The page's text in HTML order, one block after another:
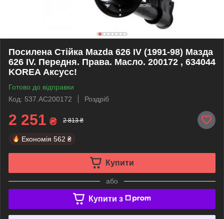
Посилена Стійка Mazda 626 IV (1991-98) Мазда
626 IV. Передня. Права. Масло. 200172 , 634044
KOREA Аксусс!
Готово до відправки
Код: 537.AC200172
Роздріб
2 251 ₴ 2 813 ₴
Економія 562 ₴
Купити
або
Купити з